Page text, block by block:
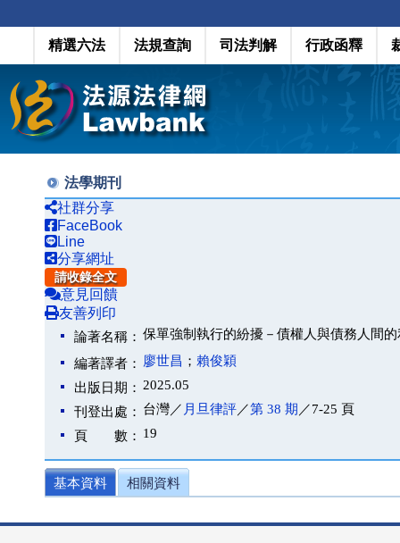
精選六法 法規查詢 司法判解 行政函釋
法學期刊
社群分享
FaceBook
Line
分享網址
請收錄全文
意見回饋
友善列印
論著名稱： 保單強制執行的紛擾－債權人與債務人間
編著譯者： 廖世昌 ； 賴俊穎
出版日期： 2025.05
刊登出處： 台灣／ 月旦律評／第 38 期 ／7-25 頁
頁 數： 19
基本資料 相關資料